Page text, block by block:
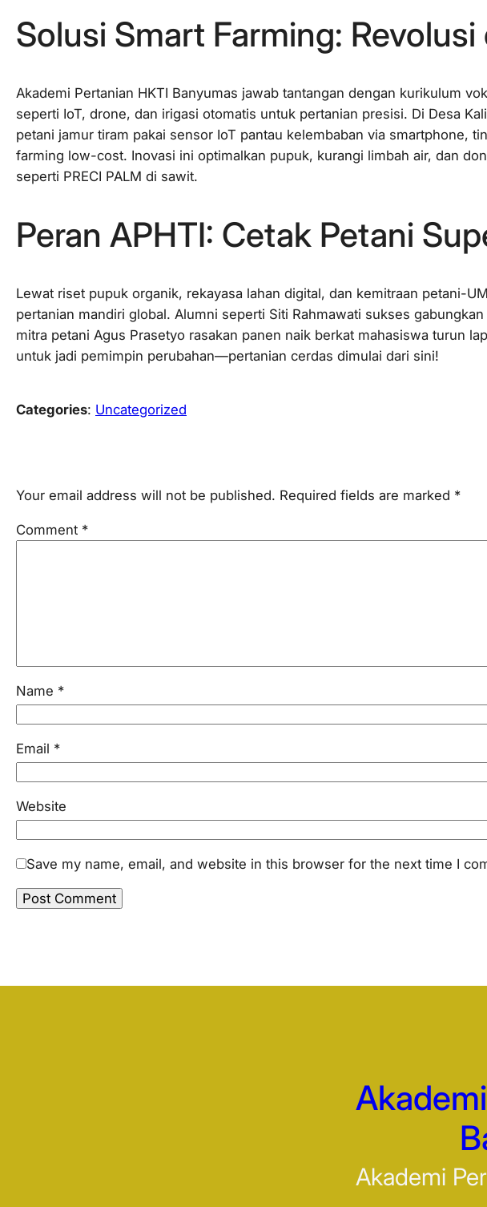
Solusi Smart Farming:
Akademi Pertanian HKTI Banyumas jawab tantangan dengan kurikulum
seperti IoT, drone, dan irigasi otomatis untuk pertanian presisi. Di Desa
petani jamur tiram pakai sensor IoT pantau kelembaban via smartphone,
farming low-cost. Inovasi ini optimalkan pupuk, kurangi limbah air, dan
seperti PRECI PALM di sawit.
Peran APHTI: Cetak Petani
Lewat riset pupuk organik, rekayasa lahan digital, dan kemitraan petani-
pertanian mandiri global. Alumni seperti Siti Rahmawati sukses
mitra petani Agus Prasetyo rasakan panen naik berkat mahasiswa turun
untuk jadi pemimpin perubahan—pertanian cerdas dimulai dari sini!
Categories: Uncategorized
Your email address will not be published. Required fields are marked *
Comment *
Name *
Email *
Website
Save my name, email, and website in this browser for the next time I
Akademi